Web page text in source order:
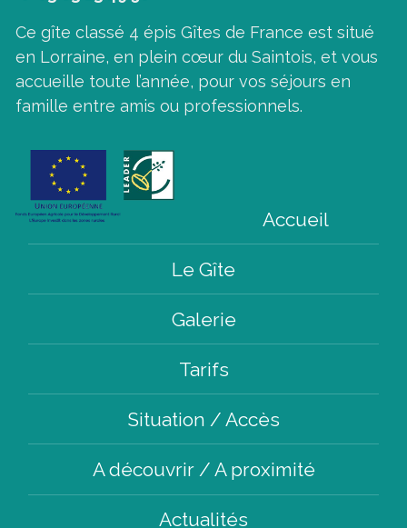
Ce gîte classé 4 épis Gîtes de France est situé
en Lorraine, en plein cœur du Saintois, et vous
accueille toute l’année, pour vos séjours en
famille entre amis ou professionnels.
Accueil
Le Gîte
Galerie
Tarifs
Situation / Accès
A découvrir / A proximité
Actualités